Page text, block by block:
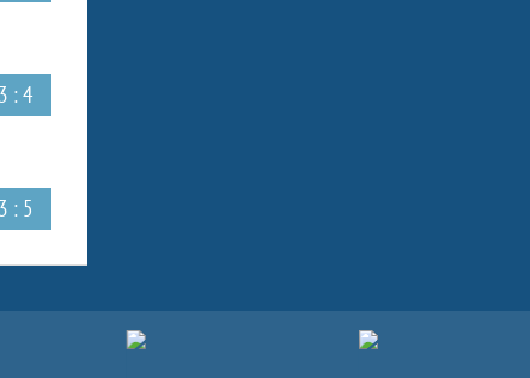
3 : 4
3 : 5